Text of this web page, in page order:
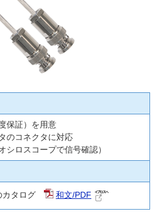
保証）を用意
のコネクタに対応
シロスコープで信号確認）
カタログ 和文/PDF